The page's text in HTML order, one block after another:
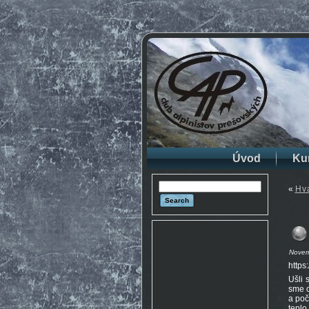
Úvod
«
Ušli
sme
a